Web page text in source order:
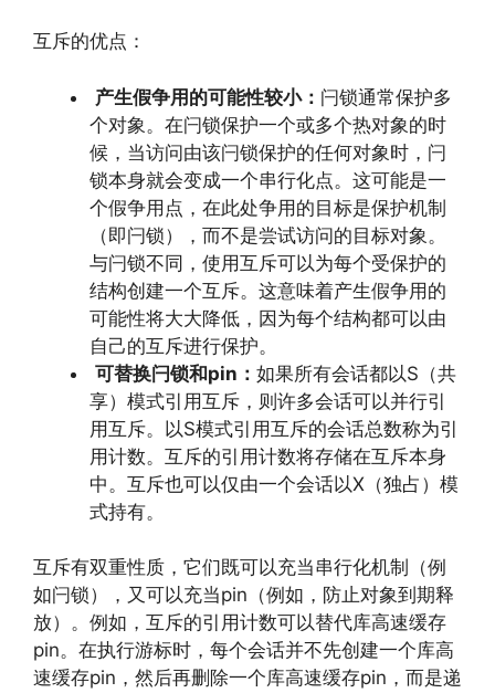
互斥的优点：
产生假争用的可能性较小： 闩锁通常保护多
个对象。在闩锁保护一个或多个热对象的时
候，当访问由该闩锁保护的任何对象时，闩
锁本身就会变成一个串行化点。这可能是一
个假争用点，在此处争用的目标是保护机制
（即闩锁），而不是尝试访问的目标对象。
与闩锁不同，使用互斥可以为每个受保护的
结构创建一个互斥。这意味着产生假争用的
可能性将大大降低，因为每个结构都可以由
自己的互斥进行保护。
可替换闩锁和pin： 如果所有会话都以S（共
享）模式引用互斥，则许多会话可以并行引
用互斥。以S模式引用互斥的会话总数称为引
用计数。互斥的引用计数将存储在互斥本身
中。互斥也可以仅由一个会话以X（独占）模
式持有。
互斥有双重性质，它们既可以充当串行化机制（例
如闩锁），又可以充当pin（例如，防止对象到期释
放）。例如，互斥的引用计数可以替代库高速缓存
pin。在执行游标时，每个会话并不先创建一个库高
速缓存pin，然后再删除一个库高速缓存pin，而是递